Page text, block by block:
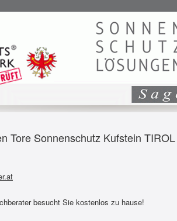
Tore Sonnenschutz Kufstein TIROL
besucht Sie kostenlos zu hause!